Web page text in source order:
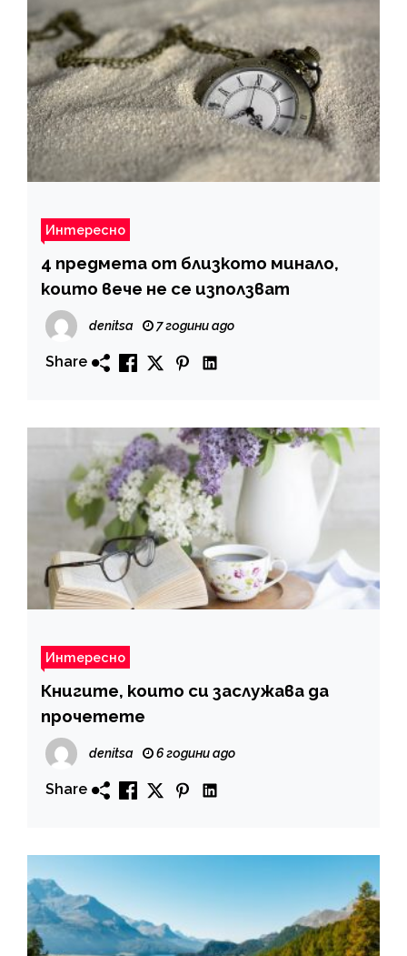
Интересно
4 предмета от близкото минало,
които вече не се използват
denitsa 7 години ago
Share
Интересно
Книгите, които си заслужава да
прочетете
denitsa 6 години ago
Share